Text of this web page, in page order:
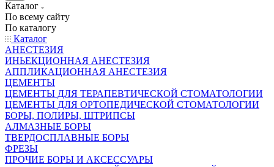
Каталог
По всему сайту
По каталогу
Каталог
АНЕСТЕЗИЯ
ИНЬЕКЦИОННАЯ АНЕСТЕЗИЯ
АППЛИКАЦИОННАЯ АНЕСТЕЗИЯ
ЦЕМЕНТЫ
ЦЕМЕНТЫ ДЛЯ ТЕРАПЕВТИЧЕСКОЙ СТОМАТОЛОГИИ
ЦЕМЕНТЫ ДЛЯ ОРТОПЕДИЧЕСКОЙ СТОМАТОЛОГИИ
БОРЫ, ПОЛИРЫ, ШТРИПСЫ
АЛМАЗНЫЕ БОРЫ
ТВЕРДОСПЛАВНЫЕ БОРЫ
ФРЕЗЫ
ПРОЧИЕ БОРЫ И АКСЕССУАРЫ